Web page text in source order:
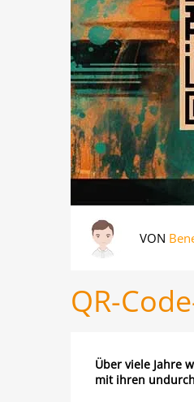
VON
QR-
Über viele Jahre
mit ihren